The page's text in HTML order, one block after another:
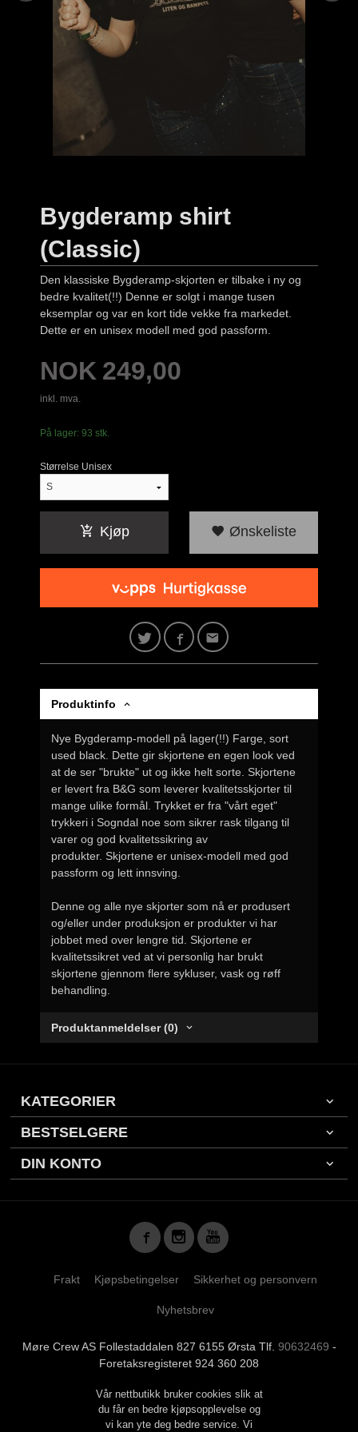
Bygderamp shirt
(Classic)
Den klassiske Bygderamp-skjorten er tilbake i ny og
bedre kvalitet(!!) Denne er solgt i mange tusen
eksemplar og var en kort tide vekke fra markedet.
Dette er en unisex modell med god passform.
Pris
NOK 249,00
inkl. mva.
På lager: 93 stk.
Størrelse Unisex
Kjøp Ønskeliste
Produktinfo
Nye Bygderamp-modell på lager(!!) Farge, sort
used black. Dette gir skjortene en egen look ved
at de ser "brukte" ut og ikke helt sorte. Skjortene
er levert fra B&G som leverer kvalitetsskjorter til
mange ulike formål. Trykket er fra "vårt eget"
trykkeri i Sogndal noe som sikrer rask tilgang til
varer og god kvalitetssikring av
produkter. Skjortene er unisex-modell med god
passform og lett innsving.
Denne og alle nye skjorter som nå er produsert
og/eller under produksjon er produkter vi har
jobbet med over lengre tid. Skjortene er
kvalitetssikret ved at vi personlig har brukt
skjortene gjennom flere sykluser, vask og røff
behandling.
Produktanmeldelser (0)
KATEGORIER
BESTSELGERE
DIN KONTO
Frakt Kjøpsbetingelser Sikkerhet og personvern
Nyhetsbrev
Møre Crew AS Follestaddalen 827 6155 Ørsta Tlf. 90632469 -
Foretaksregisteret 924 360 208
Vår nettbutikk bruker cookies slik at
du får en bedre kjøpsopplevelse og
vi kan yte deg bedre service. Vi